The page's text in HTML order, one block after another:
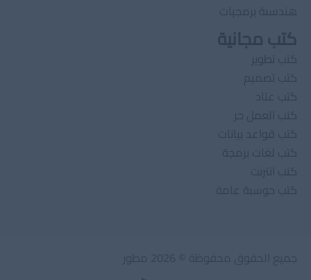
هندسىة برمجيات
كتب مجانية
كتب تطوير
كتب تصميم
كتب عتاد
كتب العمل حر
كتب قواعد بيانات
كتب لغات برمجة
كتب انترنت
كتب حوسبة عامة